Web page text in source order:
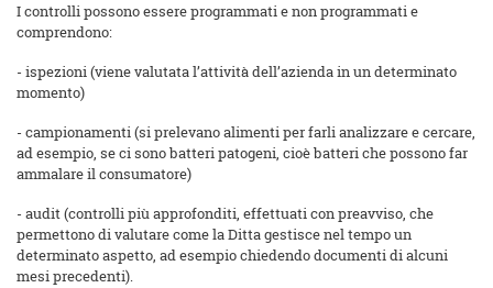
I controlli possono essere programmati e non programmati e
comprendono:
- ispezioni (viene valutata l’attività dell’azienda in un determinato
momento)
- campionamenti (si prelevano alimenti per farli analizzare e cercare,
ad esempio, se ci sono batteri patogeni, cioè batteri che possono far
ammalare il consumatore)
- audit (controlli più approfonditi, effettuati con preavviso, che
permettono di valutare come la Ditta gestisce nel tempo un
determinato aspetto, ad esempio chiedendo documenti di alcuni
mesi precedenti).